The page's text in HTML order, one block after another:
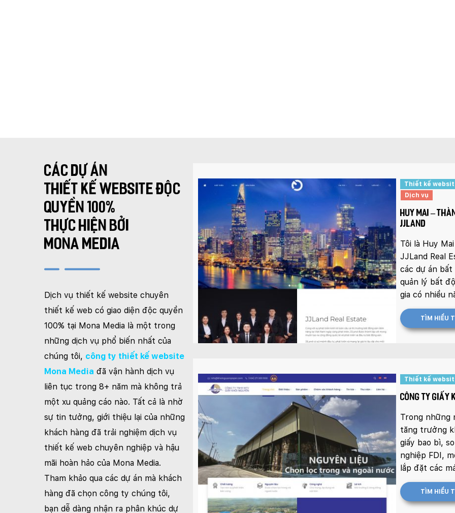
CÁC DỰ ÁN
THIẾT KẾ WEBSITE ĐỘC
QUYỀN 100%
THỰC HIỆN BỞI
MONA MEDIA
Dịch vụ thiết kế website chuyên
thiết kế web có giao diện độc quyền
100% tại Mona Media là một trong
những dịch vụ phổ biến nhất của
chúng tôi, công ty thiết kế website
Mona Media đã vận hành dịch vụ
liên tục trong 8+ năm mà không trả
một xu quảng cáo nào. Tất cả là nhờ
sự tin tưởng, giới thiệu lại của những
khách hàng đã trải nghiệm dịch vụ
thiết kế web chuyên nghiệp và hậu
mãi hoàn hảo của Mona Media.
Tham khảo qua các dự án mà khách
hàng đã chọn công ty chúng tôi,
bạn dễ dàng nhận ra phân khúc dự
Thiết kế
Dịch vụ
HUY MAI –
JJLAND
Tôi là Huy
JJLand Real
các dự án
quản lý bất
gia có nhiều
TÌM HIỂU
Thiết kế
CÔNG TY GIẤY
Trong những
tăng trưởng
giấy bao bì,
nghiệp FDI,
lắp đặt các
TÌM HIỂU